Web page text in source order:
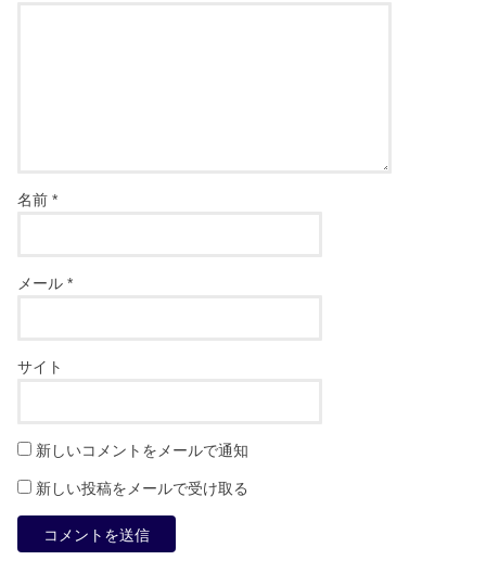
名前*
メール*
サイト
新しいコメントをメールで通知
新しい投稿をメールで受け取る